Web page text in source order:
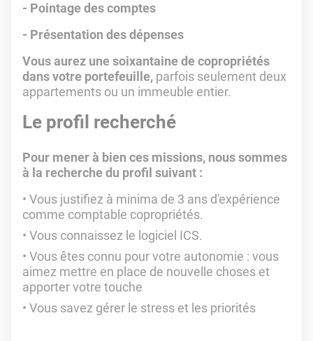
- Pointage des comptes
- Présentation des dépenses
Vous aurez une soixantaine de copropriétés
dans votre portefeuille, parfois seulement deux
appartements ou un immeuble entier.
Le profil recherché
Pour mener à bien ces missions, nous sommes
à la recherche du profil suivant :
Vous justifiez à minima de 3 ans d'expérience
comme comptable copropriétés.
Vous connaissez le logiciel ICS.
Vous êtes connu pour votre autonomie : vous
aimez mettre en place de nouvelle choses et
apporter votre touche
Vous savez gérer le stress et les priorités